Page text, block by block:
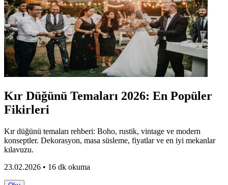
Kır Düğünü Temaları 2026: En Popüler
Fikirleri
Kır düğünü temaları rehberi: Boho, rustik, vintage ve modern
konseptler. Dekorasyon, masa süsleme, fiyatlar ve en iyi mekanlar
kılavuzu.
23.02.2026 • 16 dk okuma